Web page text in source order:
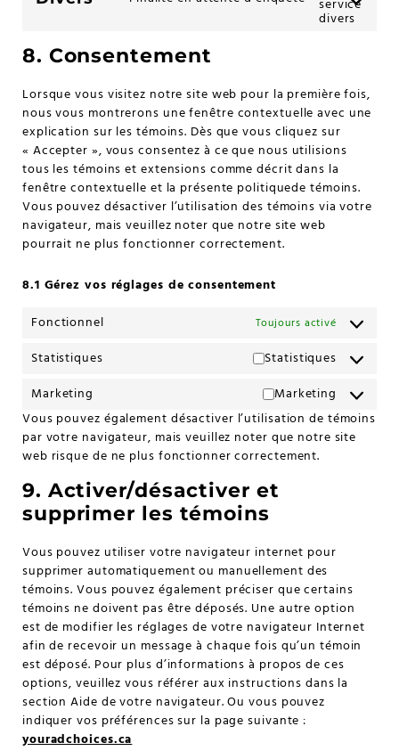
service
divers
8. Consentement
Lorsque vous visitez notre site web pour la première fois,
nous vous montrerons une fenêtre contextuelle avec une
explication sur les témoins. Dès que vous cliquez sur
« Accepter », vous consentez à ce que nous utilisions
tous les témoins et extensions comme décrit dans la
fenêtre contextuelle et la présente politiquede témoins.
Vous pouvez désactiver l’utilisation des témoins via votre
navigateur, mais veuillez noter que notre site web
pourrait ne plus fonctionner correctement.
8.1 Gérez vos réglages de consentement
Fonctionnel
Toujours activé
Statistiques
Statistiques
Marketing
Marketing
Vous pouvez également désactiver l’utilisation de témoins
par votre navigateur, mais veuillez noter que notre site
web risque de ne plus fonctionner correctement.
9. Activer/désactiver et
supprimer les témoins
Vous pouvez utiliser votre navigateur internet pour
supprimer automatiquement ou manuellement des
témoins. Vous pouvez également préciser que certains
témoins ne doivent pas être déposés. Une autre option
est de modifier les réglages de votre navigateur Internet
afin de recevoir un message à chaque fois qu’un témoin
est déposé. Pour plus d’informations à propos de ces
options, veuillez vous référer aux instructions dans la
section Aide de votre navigateur. Ou vous pouvez
indiquer vos préférences sur la page suivante :
youradchoices.ca